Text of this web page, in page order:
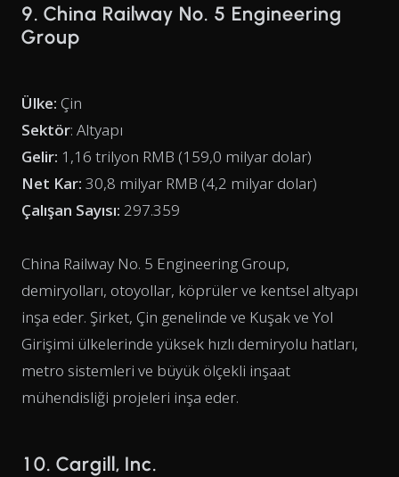
9. China Railway No. 5 Engineering
Group
Ülke: Çin
Sektör: Altyapı
Gelir: 1,16 trilyon RMB (159,0 milyar dolar)
Net Kar: 30,8 milyar RMB (4,2 milyar dolar)
Çalışan Sayısı: 297.359
China Railway No. 5 Engineering Group,
demiryolları, otoyollar, köprüler ve kentsel altyapı
inşa eder. Şirket, Çin genelinde ve Kuşak ve Yol
Girişimi ülkelerinde yüksek hızlı demiryolu hatları,
metro sistemleri ve büyük ölçekli inşaat
mühendisliği projeleri inşa eder.
10. Cargill, Inc.